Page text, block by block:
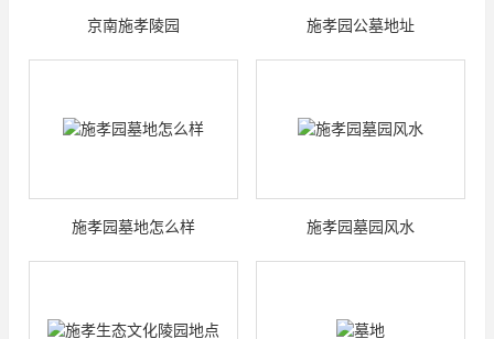
京南施孝陵园 施孝园公墓地址
施孝园墓地怎么样 施孝园墓园风水